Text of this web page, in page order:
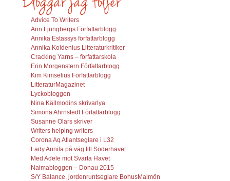
Advice To Writers
Ann Ljungbergs Författarblogg
Annika Estassys författarblogg
Annika Koldenius Litteraturkritiker
Cracking Yarns – författarskola
Erin Morgenstern Författarblogg
Kim Kimselius Författarblogg
LitteraturMagazinet
Lyckobloggen
Nina Källmodins skrivarlya
Simona Ahrnstedt Författarblogg
Susanne Olars skriver
Writers helping writers
Corona Aq Atlantseglare i L32
Lady Annila på väg till Söderhavet
Med Adele mot Svarta Havet
Naimabloggen – Donau 2015
S/Y Balance, jordenruntseglare BohusMalmön